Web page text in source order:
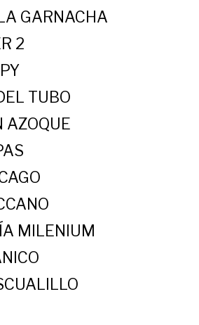
GARNACHA
2
TUBO
AZOQUE
MILENIUM